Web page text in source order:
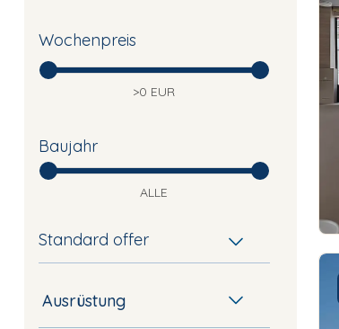
Wochenpreis
>0 EUR
Baujahr
ALLE
Standard offer
Ausrüstung